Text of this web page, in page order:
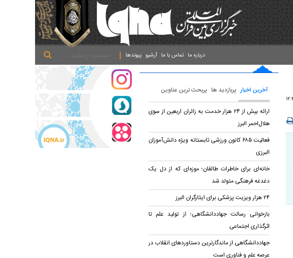
پیوندها آرشیو تماس با ما درباره ما
آخرین اخبار پربازدید ها پربحث ترین عناوین
ارائه بیش از ۲۴ هزار خدمت به زائران اربعین از سوی
هلال‌احمر البرز
فعالیت ۶۸۵ کانون ورزشی تابستانه ویژه دانش‌آموزان
البرزی
خانه‌ای برای خاطرات طالقان؛ موزه‌ای که از دل یک
دغدغه فرهنگی متولد شد
۲۴ هزار ویزیت پزشکی برای ایثارگران البرز
بازخوانی رسالت جهاددانشگاهی؛ از تولید علم تا
اثرگذاری اجتماعی
جهاددانشگاهی از ماندگارترین دستاوردهای انقلاب در
عرصه علم و فناوری است